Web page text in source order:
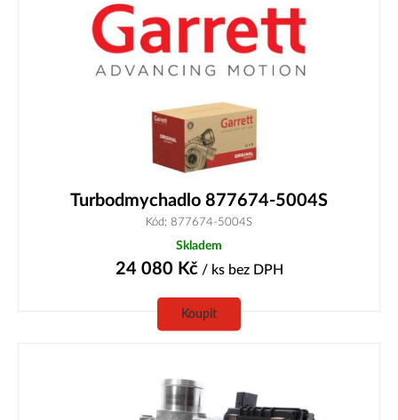
Turbodmychadlo 877674-5004S
Kód: 877674-5004S
Skladem
24 080 Kč/ ks bez DPH
Koupit